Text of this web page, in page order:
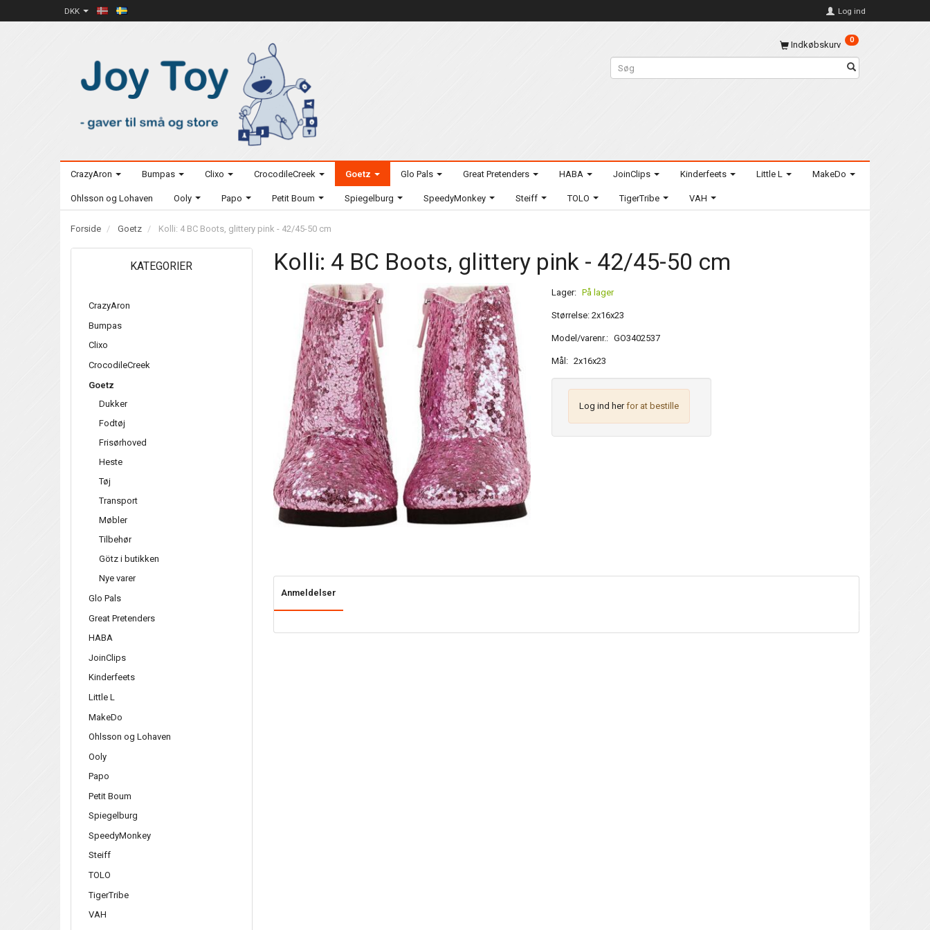
DKK Log ind
Indkøbskurv 0
CrazyAron Bumpas Clixo CrocodileCreek Goetz Glo Pals Great Pretenders HABA JoinClips Kinderfeets Little L MakeDo
Ohlsson og Lohaven Ooly Papo Petit Boum Spiegelburg SpeedyMonkey Steiff TOLO TigerTribe VAH
Forside Goetz Kolli: 4 BC Boots, glittery pink - 42/45-50 cm
KATEGORIER
CrazyAron
Bumpas
Clixo
CrocodileCreek
Goetz
Dukker
Fodtøj
Frisørhoved
Heste
Tøj
Transport
Møbler
Tilbehør
Götz i butikken
Nye varer
Glo Pals
Great Pretenders
HABA
JoinClips
Kinderfeets
Little L
MakeDo
Ohlsson og Lohaven
Ooly
Papo
Petit Boum
Spiegelburg
SpeedyMonkey
Steiff
TOLO
TigerTribe
VAH
Kolli: 4 BC Boots, glittery pink - 42/45-50 cm
Lager: På lager
Størrelse: 2x16x23
Model/varenr.: GO3402537
Mål: 2x16x23
Log ind herfor at bestille
Anmeldelser